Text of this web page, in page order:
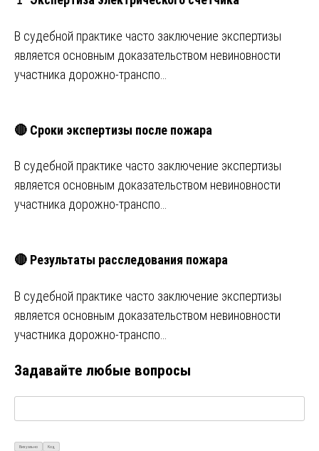
В судебной практике часто заключение экспертизы
является основным доказательством невиновности
участника дорожно-транспо…
🔴 Сроки экспертизы после пожара
В судебной практике часто заключение экспертизы
является основным доказательством невиновности
участника дорожно-транспо…
🔴 Результаты расследования пожара
В судебной практике часто заключение экспертизы
является основным доказательством невиновности
участника дорожно-транспо…
Задавайте любые вопросы
Визуально Код